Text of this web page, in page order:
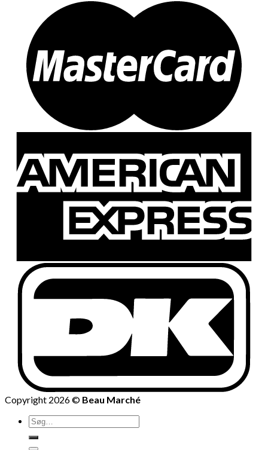
Copyright 2026 © Beau Marché
Søg
efter: